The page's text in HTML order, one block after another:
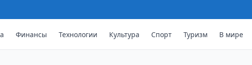
Финансы Технологии Культура Спорт Туризм В мире